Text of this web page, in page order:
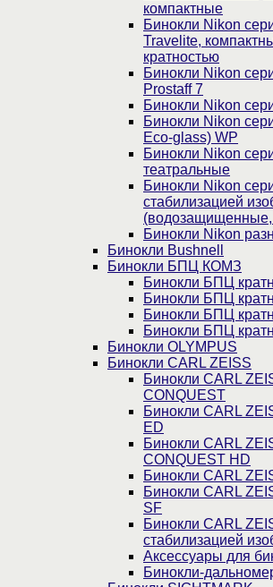
компактные
Бинокли Nikon
Travelite,
кратностью
Бинокли Nikon
Prostaff 7
Бинокли Nikon
Бинокли Nikon
Eco-glass) WP
Бинокли Nikon
театральные
Бинокли Nikon
стабилизацией
Бинокли Nikon
Бинокли Bushnell
Бинокли БПЦ КОМЗ
Бинокли БПЦ
Бинокли БПЦ
Бинокли БПЦ
Бинокли БПЦ
Бинокли OLYMPUS
Бинокли CARL ZEISS
Бинокли CARL
CONQUEST
Бинокли CARL
ED
Бинокли CARL
CONQUEST HD
Бинокли CARL
Бинокли CARL
SF
Бинокли CARL
стабилизацией
Аксессуары для
Бинокли-